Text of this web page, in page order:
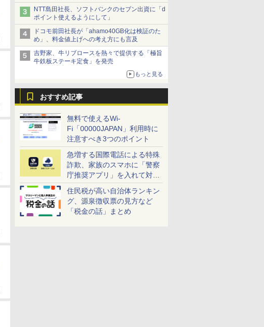
NTT島田社長、ソフトバンクのセブン出資に「d
ポイント使えるようにして」
ドコモ前田社長が「ahamo40GB化は検証のた
め」、料金値上げへの考え方にも言及
吉野家、牛リブロースを熱々で提供する「極旨
牛鉄板ステーキ定食」を発売
もっと見る
おすすめ記事
無料で使えるWi-
Fi「00000JAPAN」利用時に
注意すべき3つのポイント
急増する国際電話による特殊
詐欺、家族のスマホに「警察
庁推奨アプリ」を入れて対策
しよう！
住民税が高い自治体ランキン
グ、源泉徴収票の見方など
「税金の話」まとめ